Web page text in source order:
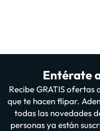
Entérate
Recibe GRATIS ofertas
que te hacen flipar.
todas las novedades
personas ya están